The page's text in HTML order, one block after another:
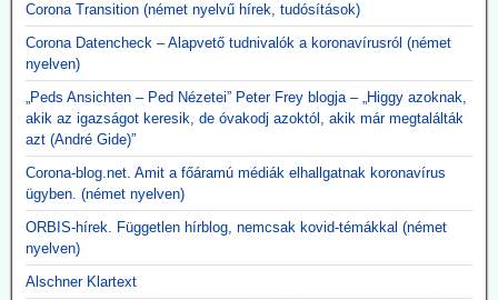
Corona Transition (német nyelvű hírek, tudósítások)
Corona Datencheck – Alapvető tudnivalók a koronavírusról (német
nyelven)
„Peds Ansichten – Ped Nézetei” Peter Frey blogja – „Higgy azoknak,
akik az igazságot keresik, de óvakodj azoktól, akik már megtalálták
azt (André Gide)”
Corona-blog.net. Amit a főáramú médiák elhallgatnak koronavírus
ügyben. (német nyelven)
ORBIS-hírek. Független hírblog, nemcsak kovid-témákkal (német
nyelven)
Alschner Klartext